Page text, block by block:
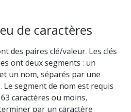
de caractères
des paires clé/valeur. Les clés
ont deux segments : un
un nom, séparés par une
Le segment de nom est requis
caractères ou moins,
par un caractère